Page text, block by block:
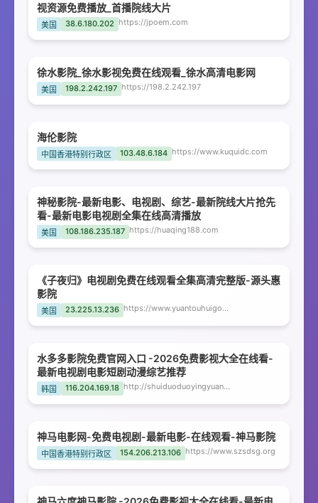
视资源免费播放_首播院线大片
美国 38.6.180.202 https://jpoem.com
徐水影院_徐水影视免费在线观看_徐水高清电影网
美国 198.2.242.197 https://198.2.242.197
海伦影院
中国香港特别行政区 103.48.6.184 https://www.kuquidc.com
神秘影院-最新电影、电视剧、综艺-最新院线大片抢先
看-最新电影电视剧全集在线高清播放
美国 108.186.235.187 https://huaqing188.com
《子夜归》电视剧免费在线观看全集高清完整版-源头惠
影院
美国 23.225.13.236 https://www.yuantouhuigou.com
水多多影院免费官网入口 -2026免费影视大全在线看-
最新电视剧电影短剧动漫综艺推荐
韩国 116.204.169.18 http://shuiduoduoyingyuanmianfeiguanwangrukou.bckqn.com
神马电影网-免费电视剧-最新电影-在线观看-神马影院
中国香港特别行政区 154.206.213.106 https://www.szsdsg.org